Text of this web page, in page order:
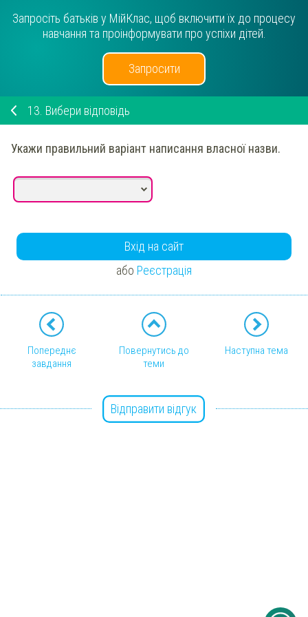
Запросіть батьків у МійКлас, щоб включити їх до процесу
навчання та проінформувати про успіхи дітей.
Запросити
13. Вибери відповідь
Укажи правильний варіант написання власної назви.
Вхід на сайт
або Реєстрація
Попереднє
завдання
Повернутись до
теми
Наступна тема
Відправити відгук